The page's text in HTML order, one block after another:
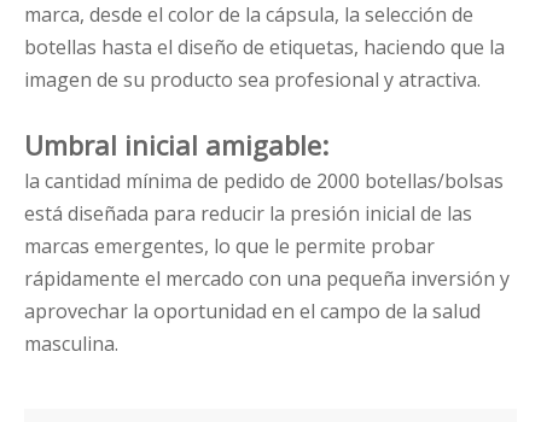
marca, desde el color de la cápsula, la selección de
botellas hasta el diseño de etiquetas, haciendo que la
imagen de su producto sea profesional y atractiva.
Umbral inicial amigable:
la cantidad mínima de pedido de 2000 botellas/bolsas
está diseñada para reducir la presión inicial de las
marcas emergentes, lo que le permite probar
rápidamente el mercado con una pequeña inversión y
aprovechar la oportunidad en el campo de la salud
masculina.